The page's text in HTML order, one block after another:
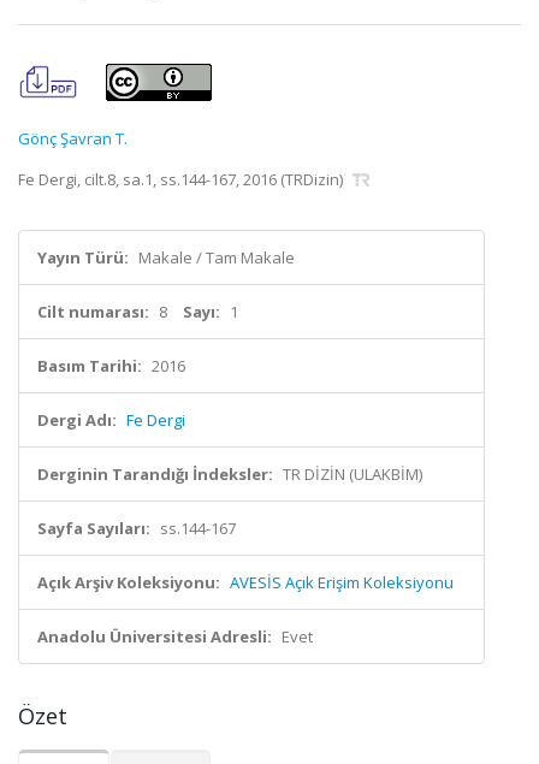
Gönç Şavran T.
Fe Dergi, cilt.8, sa.1, ss.144-167, 2016 (TRDizin)
Yayın Türü: Makale / Tam Makale
Cilt numarası: 8 Sayı: 1
Basım Tarihi: 2016
Dergi Adı: Fe Dergi
Derginin Tarandığı İndeksler: TR DİZİN (ULAKBİM)
Sayfa Sayıları: ss.144-167
Açık Arşiv Koleksiyonu: AVESİS Açık Erişim Koleksiyonu
Anadolu Üniversitesi Adresli: Evet
Özet